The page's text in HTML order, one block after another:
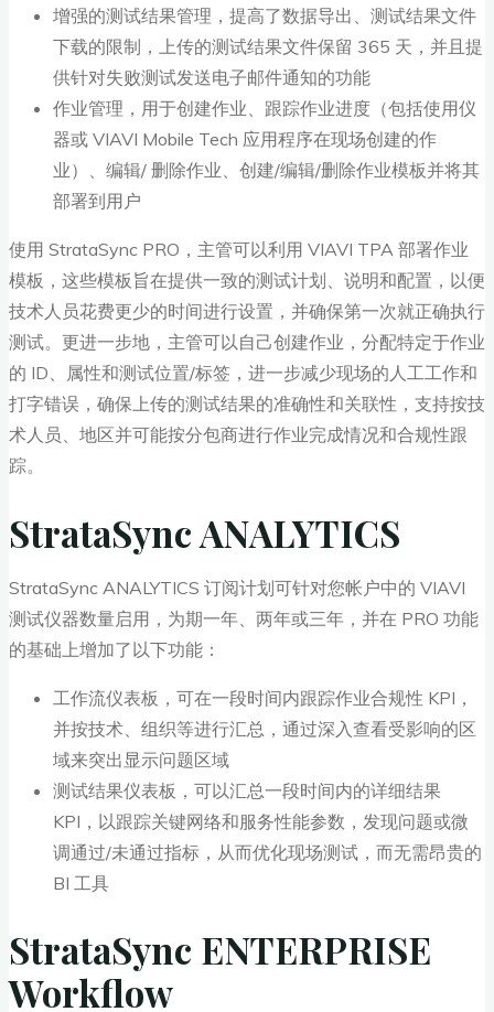
增强的测试结果管理，提高了数据导出、测试结果文件
下载的限制，上传的测试结果文件保留 365 天，并且提
供针对失败测试发送电子邮件通知的功能
作业管理，用于创建作业、跟踪作业进度（包括使用仪
器或 VIAVI Mobile Tech 应用程序在现场创建的作
业）、编辑/ 删除作业、创建/编辑/删除作业模板并将其
部署到用户
使用 StrataSync PRO，主管可以利用 VIAVI TPA 部署作业
模板，这些模板旨在提供一致的测试计划、说明和配置，以便
技术人员花费更少的时间进行设置，并确保第一次就正确执行
测试。更进一步地，主管可以自己创建作业，分配特定于作业
的 ID、属性和测试位置/标签，进一步减少现场的人工工作和
打字错误，确保上传的测试结果的准确性和关联性，支持按技
术人员、地区并可能按分包商进行作业完成情况和合规性跟
踪。
StrataSync ANALYTICS
StrataSync ANALYTICS 订阅计划可针对您帐户中的 VIAVI
测试仪器数量启用，为期一年、两年或三年，并在 PRO 功能
的基础上增加了以下功能：
工作流仪表板，可在一段时间内跟踪作业合规性 KPI，
并按技术、组织等进行汇总，通过深入查看受影响的区
域来突出显示问题区域
测试结果仪表板，可以汇总一段时间内的详细结果
KPI，以跟踪关键网络和服务性能参数，发现问题或微
调通过/未通过指标，从而优化现场测试，而无需昂贵的
BI 工具
StrataSync ENTERPRISE
Workflow